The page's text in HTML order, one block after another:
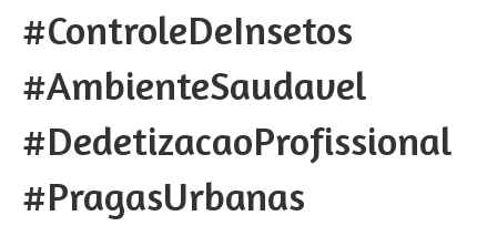
#ControleDeInsetos
#AmbienteSaudavel
#DedetizacaoProfissional
#PragasUrbanas